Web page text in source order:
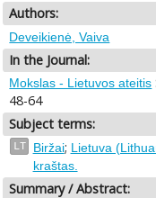
Authors:
Deveikienė, Vaiva
In the Journal:
Mokslas - Lietuvos ateitis
48-64
Subject terms:
LT Biržai; Lietuva
kraštas.
Summary / Abstract: